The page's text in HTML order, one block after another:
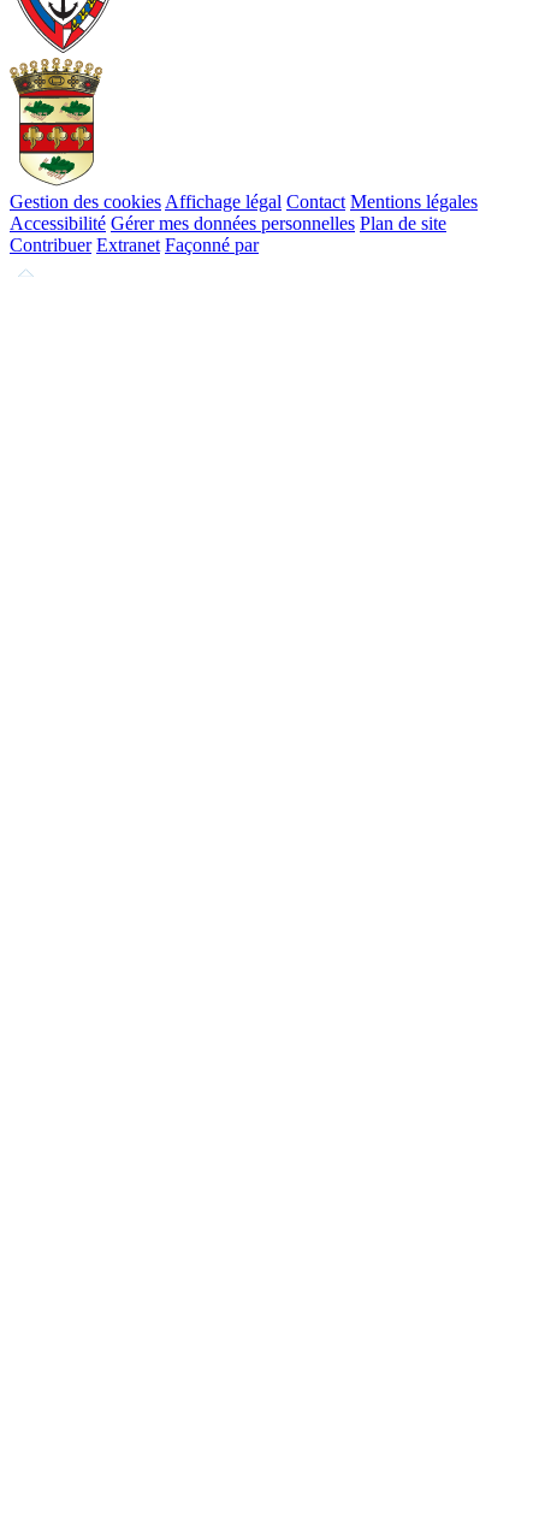
Gestion des cookies Affichage légal Contact Mentions légales
Accessibilité Gérer mes données personnelles Plan de site
Contribuer Extranet Façonné par